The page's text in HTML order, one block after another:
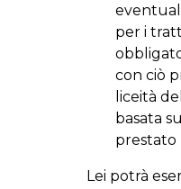
per i
con ciò
liceità
basata
prestato
Lei potrà